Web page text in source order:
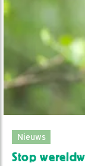
Nieuws
Stop